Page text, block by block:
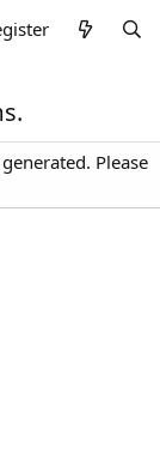
Please